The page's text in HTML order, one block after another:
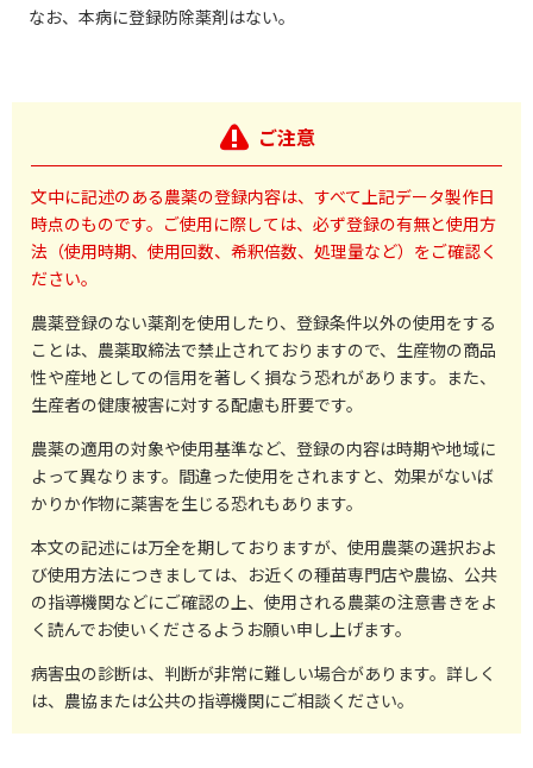
なお、本病に登録防除薬剤はない。
ご注意
文中に記述のある農薬の登録内容は、すべて上記データ製作日
時点のものです。ご使用に際しては、必ず登録の有無と使用方
法（使用時期、使用回数、希釈倍数、処理量など）をご確認く
ださい。
農薬登録のない薬剤を使用したり、登録条件以外の使用をする
ことは、農薬取締法で禁止されておりますので、生産物の商品
性や産地としての信用を著しく損なう恐れがあります。また、
生産者の健康被害に対する配慮も肝要です。
農薬の適用の対象や使用基準など、登録の内容は時期や地域に
よって異なります。間違った使用をされますと、効果がないば
かりか作物に薬害を生じる恐れもあります。
本文の記述には万全を期しておりますが、使用農薬の選択およ
び使用方法につきましては、お近くの種苗専門店や農協、公共
の指導機関などにご確認の上、使用される農薬の注意書きをよ
く読んでお使いくださるようお願い申し上げます。
病害虫の診断は、判断が非常に難しい場合があります。詳しく
は、農協または公共の指導機関にご相談ください。